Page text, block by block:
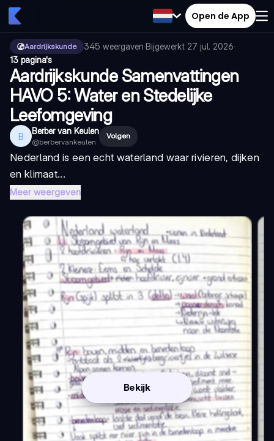
Open de App
Aardrijkskunde 345 weergaven·Bijgewerkt 27 jul. 2026·
13 pagina's
Aardrijkskunde Samenvattingen
HAVO 5: Water en Stedelijke
Leefomgeving
B Berber van Keulen
@berbervankeulen
Volgen
Nederland is een echt waterland waar rivieren, dijken
en klimaat...
Meer weergeven
Bekijk